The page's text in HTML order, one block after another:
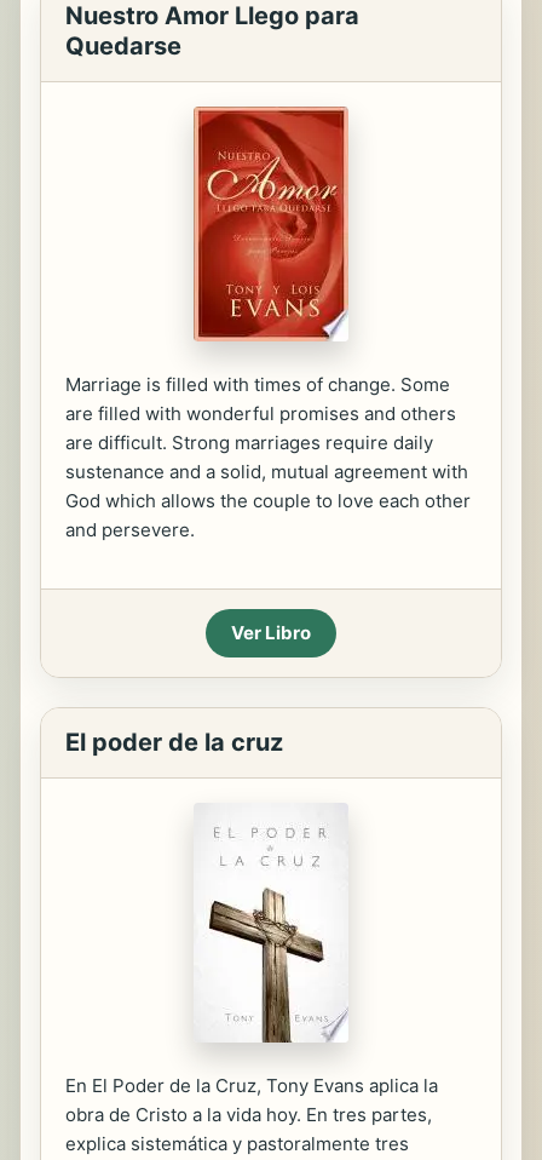
Nuestro Amor Llego para
Quedarse
Marriage is filled with times of change. Some
are filled with wonderful promises and others
are difficult. Strong marriages require daily
sustenance and a solid, mutual agreement with
God which allows the couple to love each other
and persevere.
Ver Libro
El poder de la cruz
En El Poder de la Cruz, Tony Evans aplica la
obra de Cristo a la vida hoy. En tres partes,
explica sistemática y pastoralmente tres